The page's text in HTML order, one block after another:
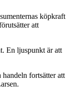
köpkraft
att
En ljuspunkt är att
fortsätter att